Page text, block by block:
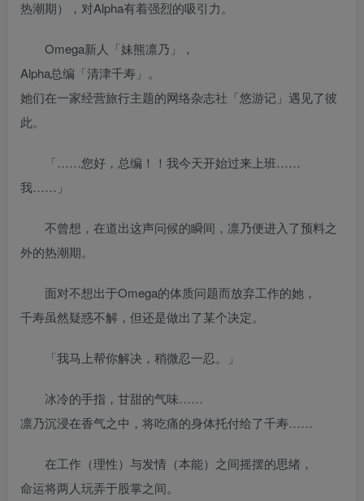
热潮期），对Alpha有着强烈的吸引力。
Omega新人「妹熊凛乃」，
Alpha总编「清津千寿」。
她们在一家经营旅行主题的网络杂志社「悠游记」遇见了彼
此。
「……您好，总编！！我今天开始过来上班……
我……」
不曾想，在道出这声问候的瞬间，凛乃便进入了预料之
外的热潮期。
面对不想出于Omega的体质问题而放弃工作的她，
千寿虽然疑惑不解，但还是做出了某个决定。
「我马上帮你解决，稍微忍一忍。」
冰冷的手指，甘甜的气味……
凛乃沉浸在香气之中，将吃痛的身体托付给了千寿……
在工作（理性）与发情（本能）之间摇摆的思绪，
命运将两人玩弄于股掌之间。